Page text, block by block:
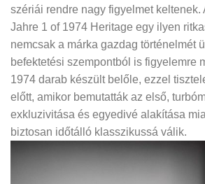
szériái rendre nagy figyelmet keltenek.
Jahre 1 of 1974 Heritage egy ilyen
nemcsak a márka gazdag történelmét
befektetési szempontból is figyelemre
1974 darab készült belőle, ezzel
előtt, amikor bemutatták az első,
exkluzivitása és egyedivé alakítása
biztosan időtálló klasszikussá válik.